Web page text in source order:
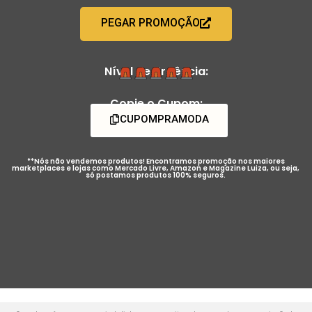
PEGAR PROMOÇÃO
Nível de Urgência:
Copie o Cupom:
CUPOMPRAMODA
**Nós não vendemos produtos! Encontramos promoção nos maiores
marketplaces e lojas como Mercado Livre, Amazon e Magazine Luiza, ou seja,
só postamos produtos 100% seguros.